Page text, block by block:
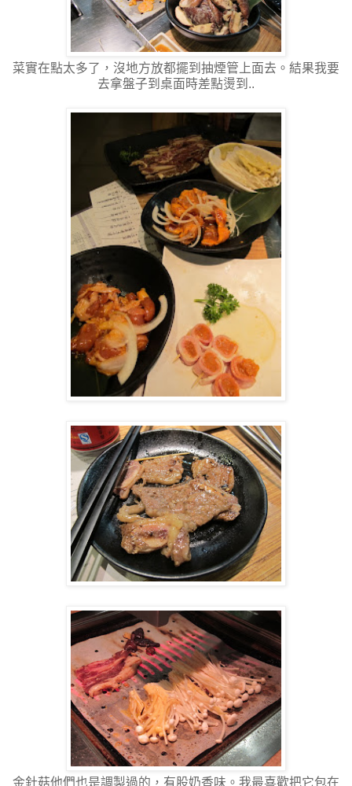
菜實在點太多了，沒地方放都擺到抽煙管上面去。結果我要
去拿盤子到桌面時差點燙到..
金針菇他們也是調製過的，有股奶香味。我最喜歡把它包在